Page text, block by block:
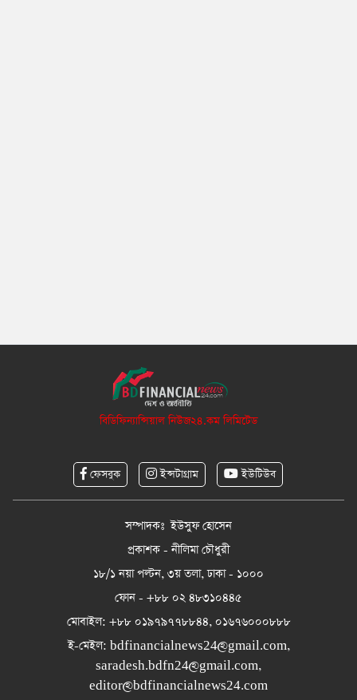
বিডিফিন্যান্সিয়াল নিউজ২৪.কম লিমিটেড
ফেসবুক ইন্সটাগ্রাম ইউটিউব
সম্পাদকঃ ইউসুফ হোসেন
প্রকাশক - নীলিমা চৌধুরী
১৮/১ নয়া পল্টন, ৩য় তলা, ঢাকা - ১০০০
ফোন - +৮৮ ০২ ৪৮৩১০৪৪৫
মোবাইল: +৮৮ ০১৯৭৯৭৭৮৮৪৪, ০১৬৭৬০০০৮৮৮
ই-মেইল: bdfinancialnews24@gmail.com,
saradesh.bdfn24@gmail.com,
editor@bdfinancialnews24.com